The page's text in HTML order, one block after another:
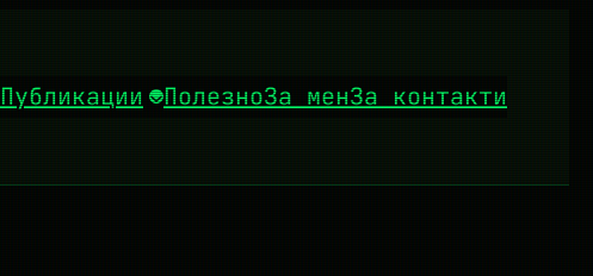
Публикации ПолезноЗа менЗа контакти